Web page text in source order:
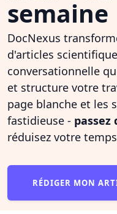
semaine
DocNexus
d'articles
conversationnelle
et structure votre
page blanche et les
fastidieuse -
réduisez votre
RÉDIGER MON